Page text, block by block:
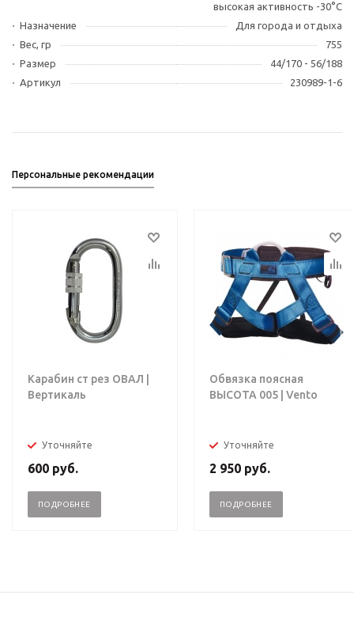
высокая активность -30°С
Назначение
Для города и отдыха
Вес, гр
755
Размер
44/170 - 56/188
Артикул
230989-1-6
Персональные рекомендации
Карабин ст рез ОВАЛ |
Вертикаль
Уточняйте
600 руб.
ПОДРОБНЕЕ
Обвязка поясная
ВЫСОТА 005 | Vento
Уточняйте
2 950 руб.
ПОДРОБНЕЕ